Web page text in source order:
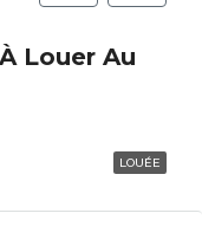
Louer Au
LOUÉE